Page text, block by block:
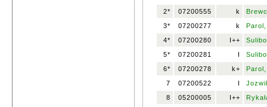
2*
07200555 k
3*
07200277 k
Parol,
4*
07200280 I++
5*
07200281 I
6*
07200278 k+
7
07200522 I
8
05200005 I++